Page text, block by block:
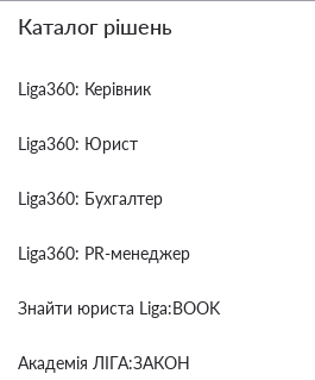
Каталог рішень
Liga360: Керівник
Liga360: Юрист
Liga360: Бухгалтер
Liga360: PR-менеджер
Знайти юриста Liga:BOOK
Академія ЛІГА:ЗАКОН